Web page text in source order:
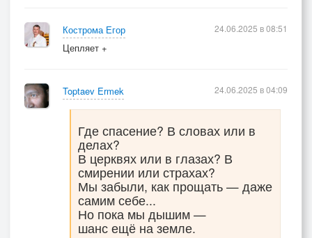
Обнимая очень страстно,
Вешал цепи, вешал серьги.
Как он, жив ли в этом мире?
Все сдержать слезу старалась,
Только пропасть была шире.
Горе нам, заблудшим душам,
Что стремятся к покаянию.
В небе, в море и на суше
Все подвержены влиянию.
Кострома Егор
Цепляет +
24.06.2025 в 08:51
Toptaev Ermek
Где спасение? В словах или в
делах?
В церквях или в глазах? В
смирении или страхах?
Мы забыли, как прощать — даже
самим себе...
Но пока мы дышим —
шанс ещё на земле.
24.06.2025 в 04:09